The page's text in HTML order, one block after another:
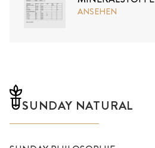
ANSEHEN
SUNDAY NATURAL